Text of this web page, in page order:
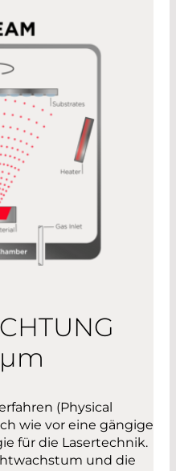
(Physical
wie vor eine gängige
für die Lasertechnik.
und die